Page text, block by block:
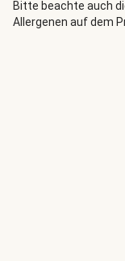
Bitte beachte auch
Allergenen auf dem